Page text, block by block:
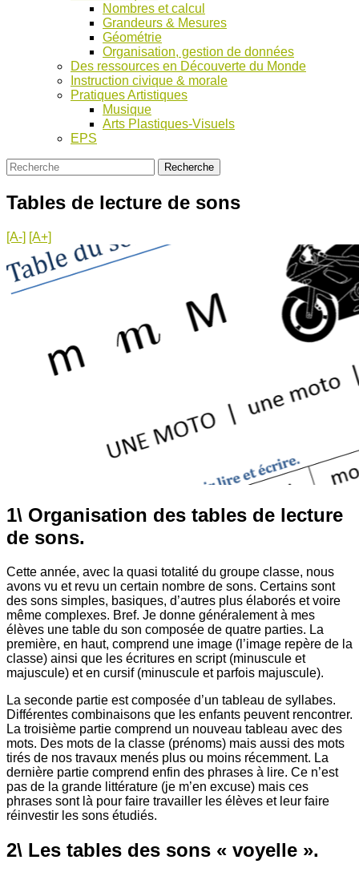
Nombres et calcul
Grandeurs & Mesures
Géométrie
Organisation, gestion de données
Des ressources en Découverte du Monde
Instruction civique & morale
Pratiques Artistiques
Musique
Arts Plastiques-Visuels
EPS
Tables de lecture de sons
[A-] [A+]
1\ Organisation des tables de lecture
de sons.
Cette année, avec la quasi totalité du groupe classe, nous
avons vu et revu un certain nombre de sons. Certains sont
des sons simples, basiques, d’autres plus élaborés et voire
même complexes. Bref. Je donne généralement à mes
élèves une table du son composée de quatre parties. La
première, en haut, comprend une image (l’image repère de la
classe) ainsi que les écritures en script (minuscule et
majuscule) et en cursif (minuscule et parfois majuscule).
La seconde partie est composée d’un tableau de syllabes.
Différentes combinaisons que les enfants peuvent rencontrer.
La troisième partie comprend un nouveau tableau avec des
mots. Des mots de la classe (prénoms) mais aussi des mots
tirés de nos travaux menés plus ou moins récemment. La
dernière partie comprend enfin des phrases à lire. Ce n’est
pas de la grande littérature (je m’en excuse) mais ces
phrases sont là pour faire travailler les élèves et leur faire
réinvestir les sons étudiés.
2\ Les tables des sons « voyelle ».